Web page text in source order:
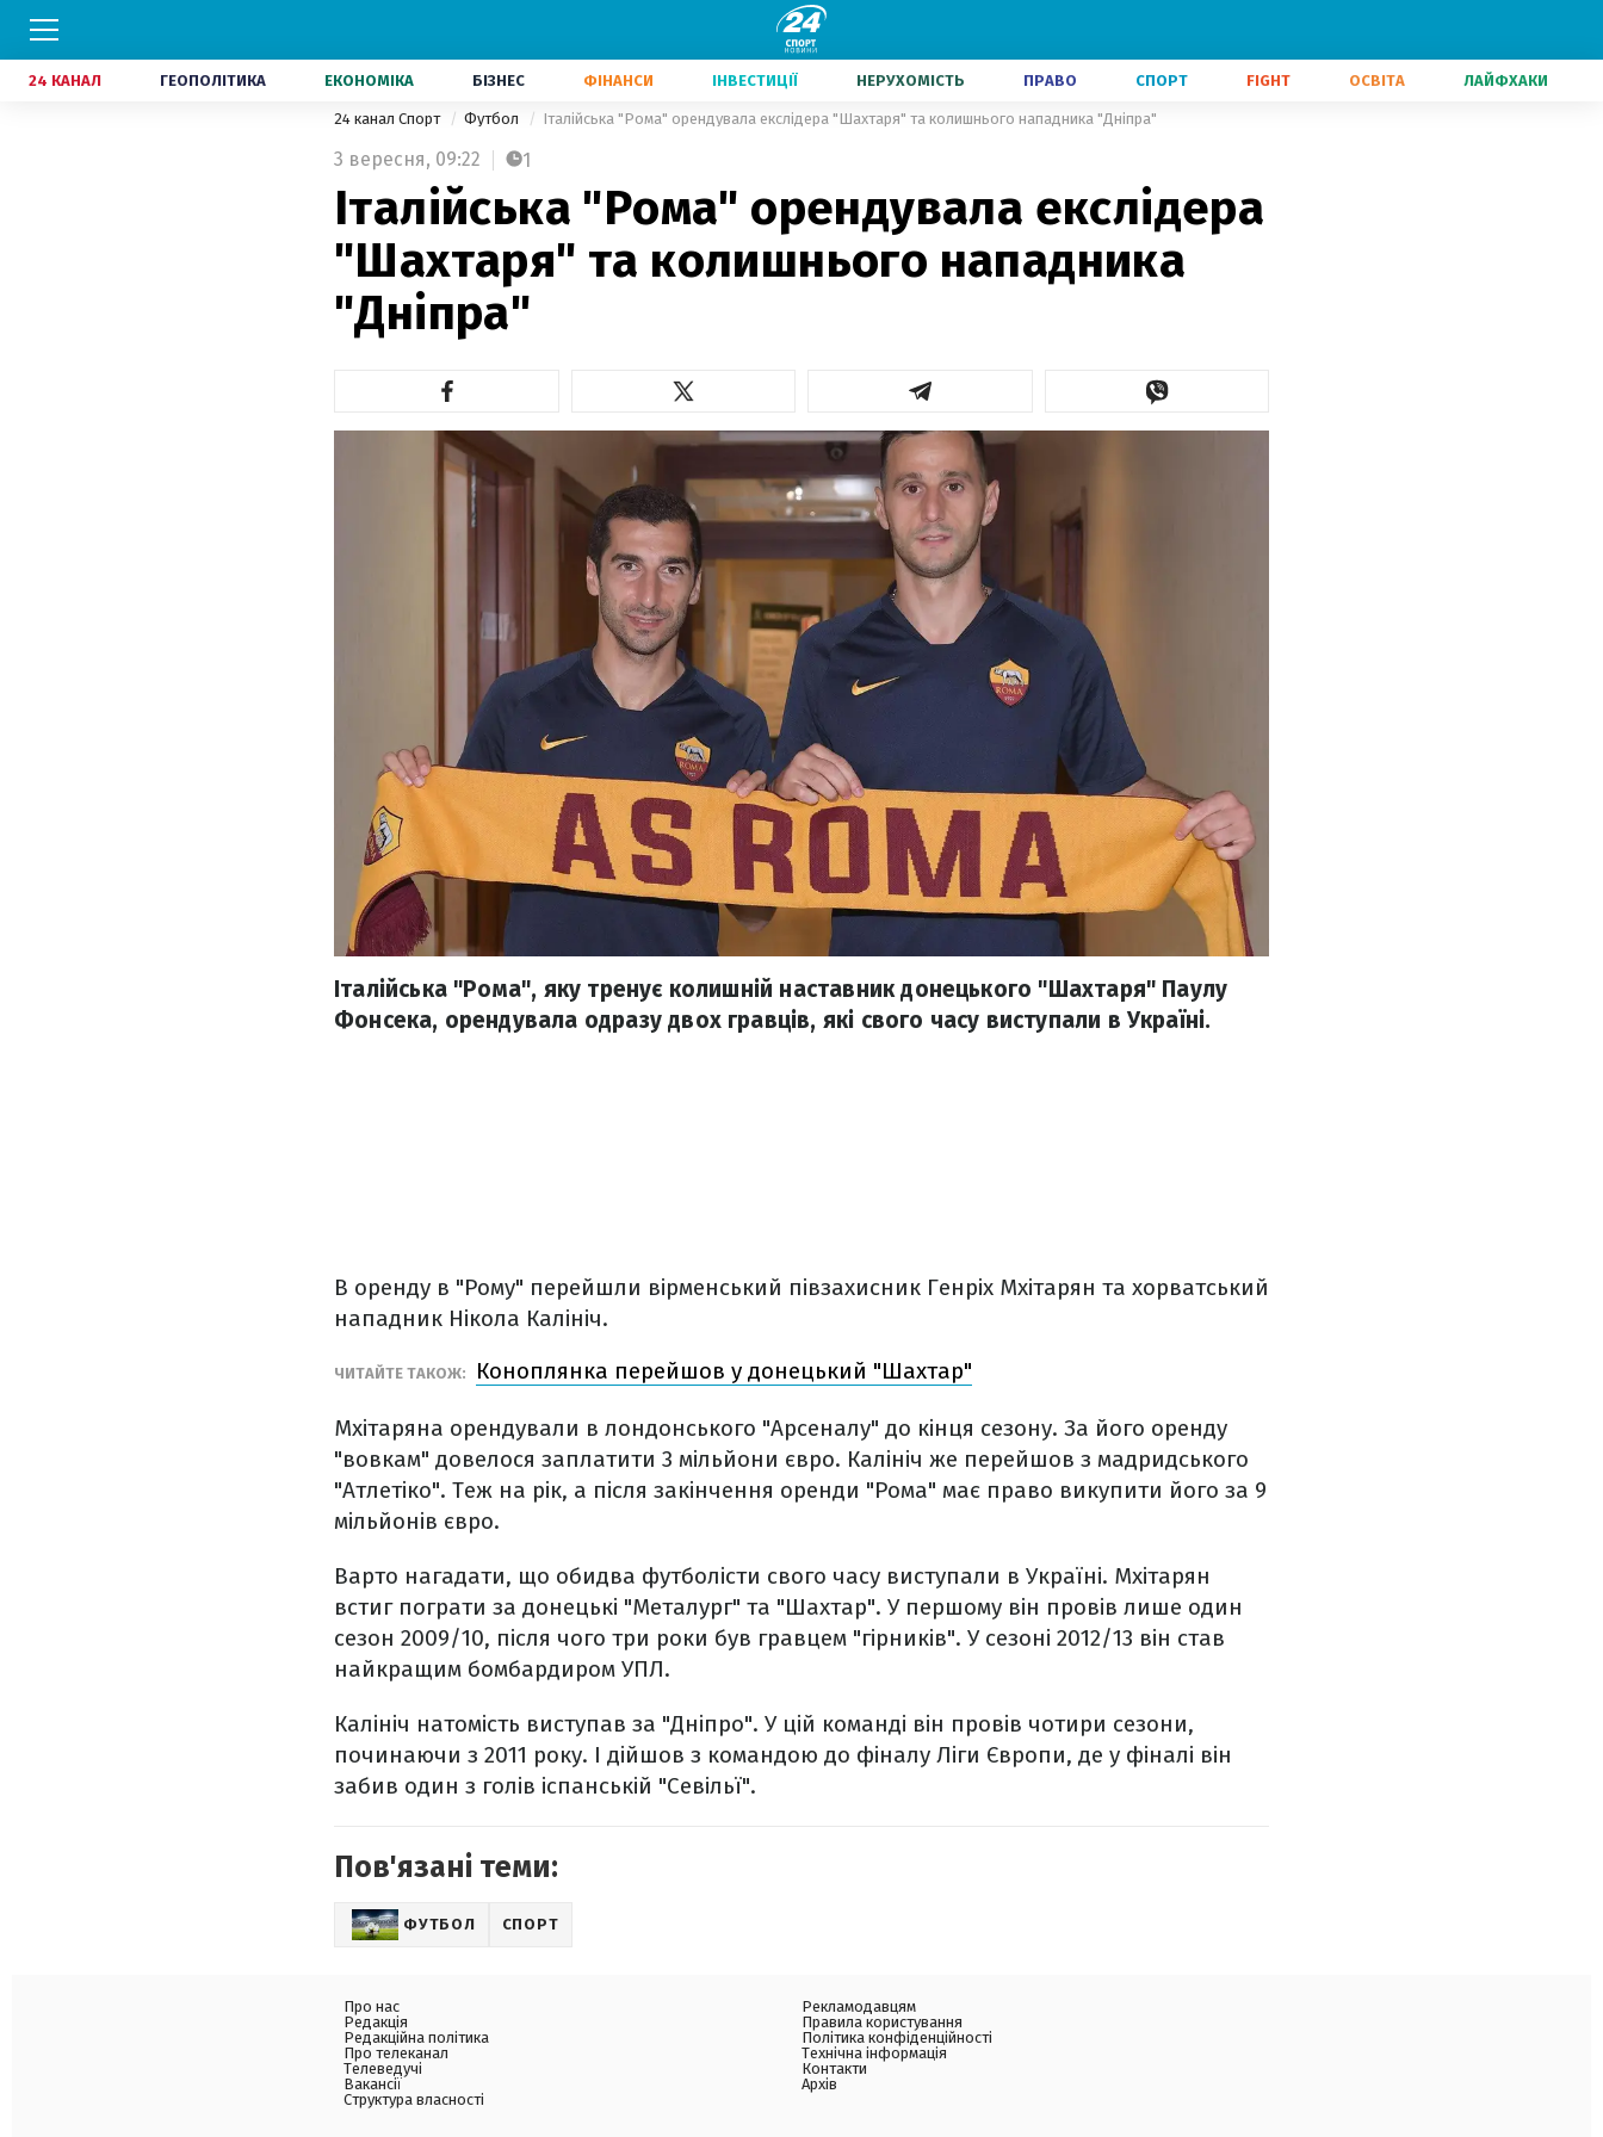
24 КАНАЛ ГЕОПОЛІТИКА ЕКОНОМІКА БІЗНЕС ФІНАНСИ ІНВЕСТИЦІЇ НЕРУХОМІСТЬ ПРАВО СПОРТ FIGHT ОСВІТА ЛАЙФХАКИ
24 канал Спорт Футбол Італійська "Рома" орендувала екслідера "Шахтаря" та колишнього нападника "Дніпра"
3 вересня, 09:22 1
Італійська "Рома" орендувала екслідера
"Шахтаря" та колишнього нападника
"Дніпра"
Італійська "Рома", яку тренує колишній наставник донецького "Шахтаря" Паулу
Фонсека, орендувала одразу двох гравців, які свого часу виступали в Україні.
В оренду в "Рому" перейшли вірменський півзахисник Генріх Мхітарян та хорватський
нападник Нікола Калініч.
ЧИТАЙТЕ ТАКОЖ: Коноплянка перейшов у донецький "Шахтар"
Мхітаряна орендували в лондонського "Арсеналу" до кінця сезону. За його оренду
"вовкам" довелося заплатити 3 мільйони євро. Калініч же перейшов з мадридського
"Атлетіко". Теж на рік, а після закінчення оренди "Рома" має право викупити його за 9
мільйонів євро.
Варто нагадати, що обидва футболісти свого часу виступали в Україні. Мхітарян
встиг пограти за донецькі "Металург" та "Шахтар". У першому він провів лише один
сезон 2009/10, після чого три роки був гравцем "гірників". У сезоні 2012/13 він став
найкращим бомбардиром УПЛ.
Калініч натомість виступав за "Дніпро". У цій команді він провів чотири сезони,
починаючи з 2011 року. І дійшов з командою до фіналу Ліги Європи, де у фіналі він
забив один з голів іспанській "Севільї".
Пов'язані теми:
ФУТБОЛ СПОРТ
Про нас
Редакція
Редакційна політика
Про телеканал
Телеведучі
Вакансії
Структура власності
Рекламодавцям
Правила користування
Політика конфіденційності
Технічна інформація
Контакти
Архів